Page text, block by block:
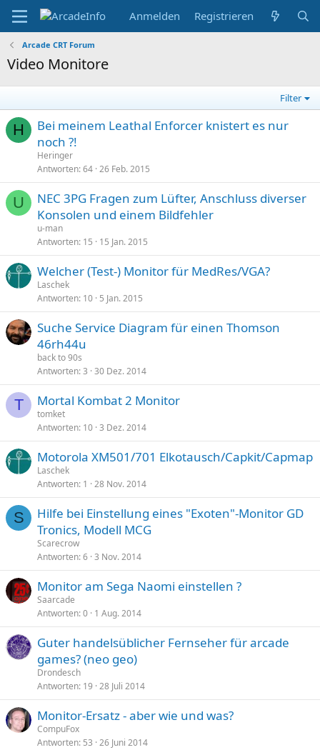
Anmelden Registrieren
Arcade CRT Forum
Video Monitore
Filter
H
Bei meinem Leathal Enforcer knistert es nur
noch ?!
Heringer
Antworten 64 26 Feb. 2015
U
NEC 3PG Fragen zum Lüfter, Anschluss diverser
Konsolen und einem Bildfehler
u-man
Antworten 15 15 Jan. 2015
Welcher (Test-) Monitor für MedRes/VGA?
Laschek
Antworten 10 5 Jan. 2015
Suche Service Diagram für einen Thomson
46rh44u
back to 90s
Antworten 3 30 Dez. 2014
T Mortal Kombat 2 Monitor
tomket
Antworten 10 3 Dez. 2014
Motorola XM501/701 Elkotausch/Capkit/Capmap
Laschek
Antworten 1 28 Nov. 2014
S
Hilfe bei Einstellung eines "Exoten"-Monitor GD
Tronics, Modell MCG
Scarecrow
Antworten 6 3 Nov. 2014
Monitor am Sega Naomi einstellen ?
Saarcade
Antworten 0 1 Aug. 2014
Guter handelsüblicher Fernseher für arcade
games? (neo geo)
Drondesch
Antworten 19 28 Juli 2014
Monitor-Ersatz - aber wie und was?
CompuFox
Antworten 53 26 Juni 2014